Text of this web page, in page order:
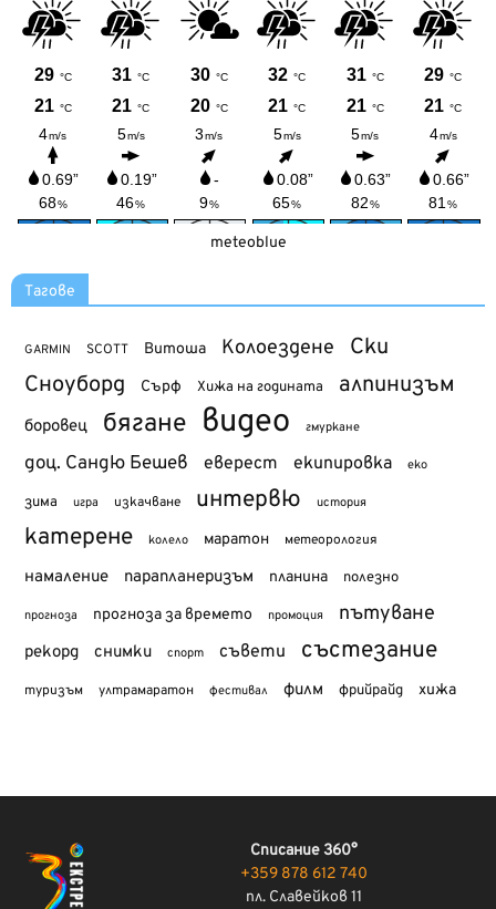
meteoblue
Тагове
GARMIN SCOTT Витоша Колоездене Ски
Сноуборд Сърф Хижа на годината алпинизъм
боровец бягане видео гмуркане
доц. Сандю Бешев еверест екипировка еко
зима игра изкачване интервю история
катерене колело маратон метеорология
намаление парапланеризъм планина полезно
прогноза прогноза за времето промоция пътуване
рекорд снимки спорт съвети състезание
туризъм ултрамаратон фестивал филм фрийрайд хижа
Списание 360°
+359 878 612 740
пл. Славейков 11